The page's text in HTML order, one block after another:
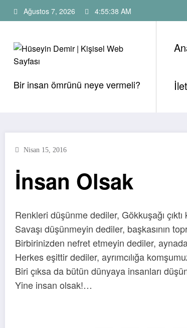
atla
Ağustos 7, 2026 4:55:38 AM
Bir insan ömrünü neye vermeli?
Nisan 15, 2016
İnsan Olsak
Renkleri düşünme dediler, Gökkuşağı çıktı
Savaşı düşünmeyin dediler, başkasının
Birbirinizden nefret etmeyin dediler,
Herkes eşittir dediler, ayrımcılığa
Biri çıksa da bütün dünyaya insanları
Yine insan olsak!…